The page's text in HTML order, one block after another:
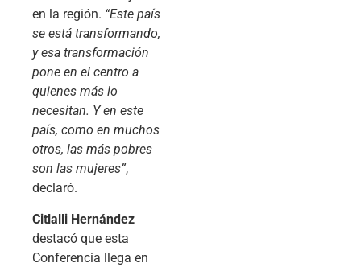
en la región. “Este país
se está transformando,
y esa transformación
pone en el centro a
quienes más lo
necesitan. Y en este
país, como en muchos
otros, las más pobres
son las mujeres”,
declaró.
Citlalli Hernández
destacó que esta
Conferencia llega en